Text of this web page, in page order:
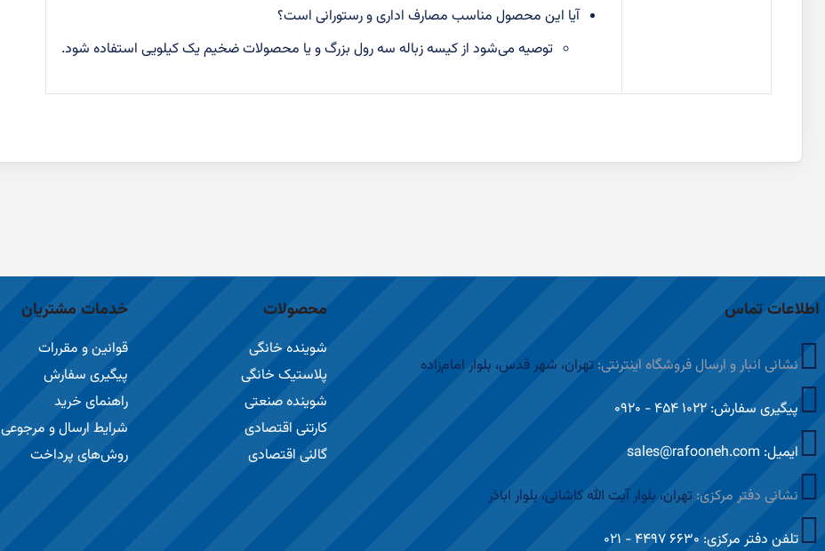
آیا این محصول مناسب مصارف اداری و رستورانی است؟
توصیه می‌شود از کیسه زباله سه رول بزرگ و یا محصولات ضخیم یک کیلویی استفاده شود.
اطلاعات تماس
نشانی انبار و ارسال فروشگاه اینترنتی: تهران، شهر قدس، بلوار امام‌زاده
پیگیری سفارش: ۱۰۲۲ ۴۵۴ - ۰۹۲۰
ایمیل: sales@rafooneh.com
نشانی دفتر مرکزی: تهران، بلوار آیت الله کاشانی، بلوار اباذر
تلفن دفتر مرکزی: ۶۶۳۰ ۴۴۹۷ - ۰۲۱
محصولات
شوینده خانگی
پلاستیک خانگی
شوینده صنعتی
کارتنی اقتصادی
گالنی اقتصادی
خدمات مشتریان
قوانین و مقررات
پیگیری سفارش
راهنمای خرید
شرایط ارسال و مرجوعی
روش‌های پرداخت